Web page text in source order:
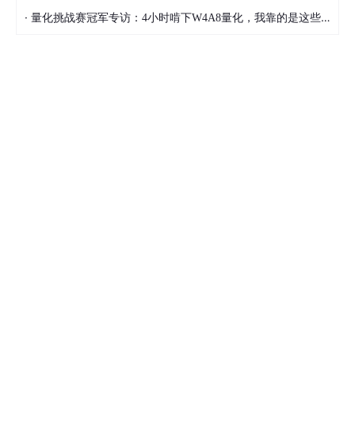
· 量化挑战赛冠军专访：4小时啃下W4A8量化，我靠的是这些经验